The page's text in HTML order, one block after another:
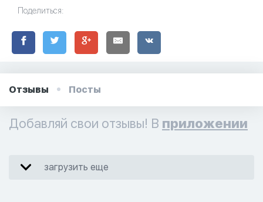
Поделиться:
Отзывы Посты
Добавляй свои отзывы! В приложении
загрузить еще